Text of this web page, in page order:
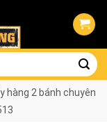
hàng 2 bánh chuyên